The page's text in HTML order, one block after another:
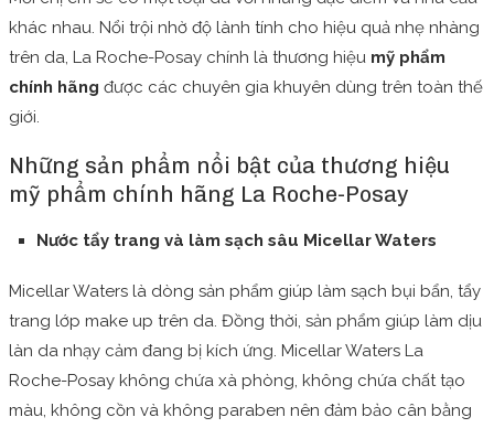
khác nhau. Nổi trội nhờ độ lành tính cho hiệu quả nhẹ nhàng
trên da, La Roche-Posay chính là thương hiệu mỹ phẩm
chính hãng được các chuyên gia khuyên dùng trên toàn thế
giới.
Những sản phẩm nổi bật của thương hiệu
mỹ phẩm chính hãng La Roche-Posay
Nước tẩy trang và làm sạch sâu Micellar Waters
Micellar Waters là dòng sản phẩm giúp làm sạch bụi bẩn, tẩy
trang lớp make up trên da. Đồng thời, sản phẩm giúp làm dịu
làn da nhạy cảm đang bị kích ứng. Micellar Waters La
Roche-Posay không chứa xà phòng, không chứa chất tạo
màu, không cồn và không paraben nên đảm bảo cân bằng